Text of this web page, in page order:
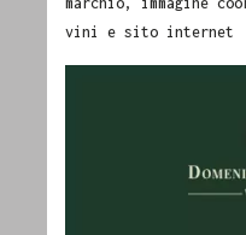
vini e sito internet